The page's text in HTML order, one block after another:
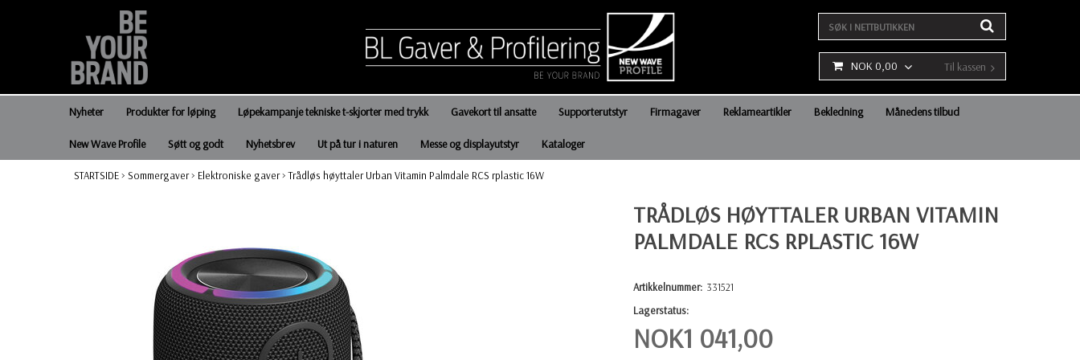
NOK 0,00 Til kassen
Nyheter Produkter for løping Løpekampanje tekniske t-skjorter med trykk Gavekort til ansatte Supporterutstyr Firmagaver Reklameartikler Bekledning Månedens tilbud
New Wave Profile Søtt og godt Nyhetsbrev Ut på tur i naturen Messe og displayutstyr Kataloger
STARTSIDE> Sommergaver> Elektroniske gaver>Trådløs høyttaler Urban Vitamin Palmdale RCS rplastic 16W
TRÅDLØS HØYTTALER URBAN VITAMIN
PALMDALE RCS RPLASTIC 16W
Artikkelnummer: 331521
Lagerstatus:
NOK1 041,00